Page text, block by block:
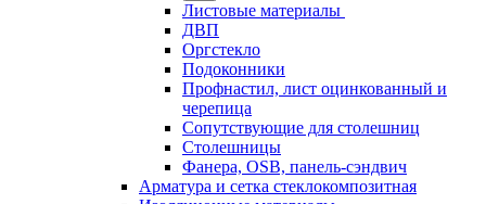
Листовые материалы
ДВП
Оргстекло
Подоконники
Профнастил, лист оцинкованный и
черепица
Сопутствующие для столешниц
Столешницы
Фанера, OSB, панель-сэндвич
Арматура и сетка стеклокомпозитная